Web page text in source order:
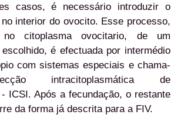
casos, é necessário introduzir o
interior do ovocito. Esse processo,
citoplasma ovocitario, de um
é efectuada por intermédio
com sistemas especiais e chama-
intracitoplasmática de
ICSI. Após a fecundação, o restante
da forma já descrita para a FIV.